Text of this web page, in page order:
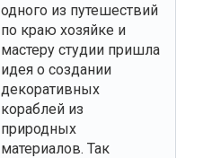
одного из путешествий
по краю хозяйке и
мастеру студии пришла
идея о создании
декоративных
кораблей из
природных
материалов. Так